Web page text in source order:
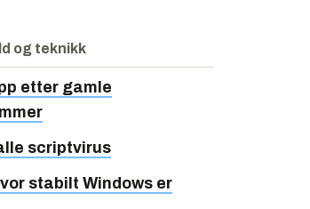
og teknikk
etter gamle
scriptvirus
stabilt Windows er